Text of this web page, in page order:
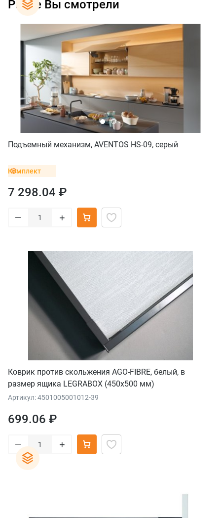
Ранее Вы смотрели
Подъемный механизм, AVENTOS HS-09, серый
Комплект
7 298.04 ₽
– +
Коврик против скольжения AGO-FIBRE, белый, в
размер ящика LEGRABOX (450x500 мм)
Артикул: 4501005001012-39
699.06 ₽
– +